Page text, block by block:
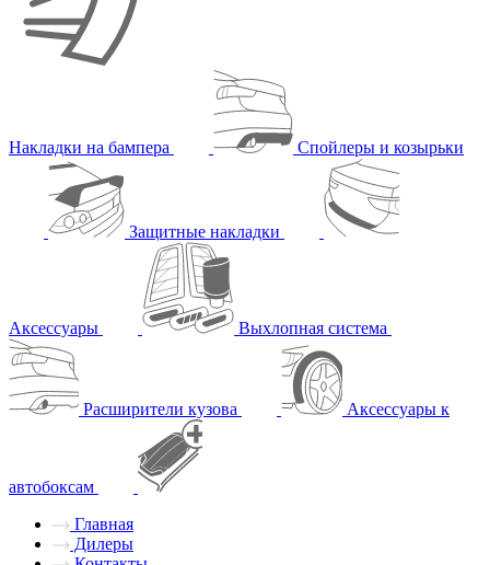
Накладки на бампера Спойлеры и козырьки
Защитные накладки
Аксессуары Выхлопная система
Расширители кузова Аксессуары к
автобоксам
Главная
Дилеры